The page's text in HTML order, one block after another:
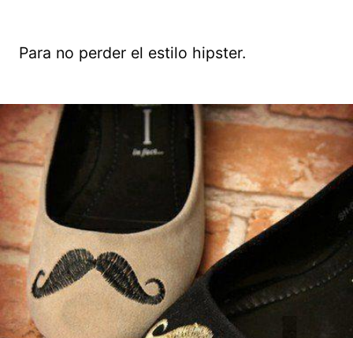
Para no perder el estilo hipster.